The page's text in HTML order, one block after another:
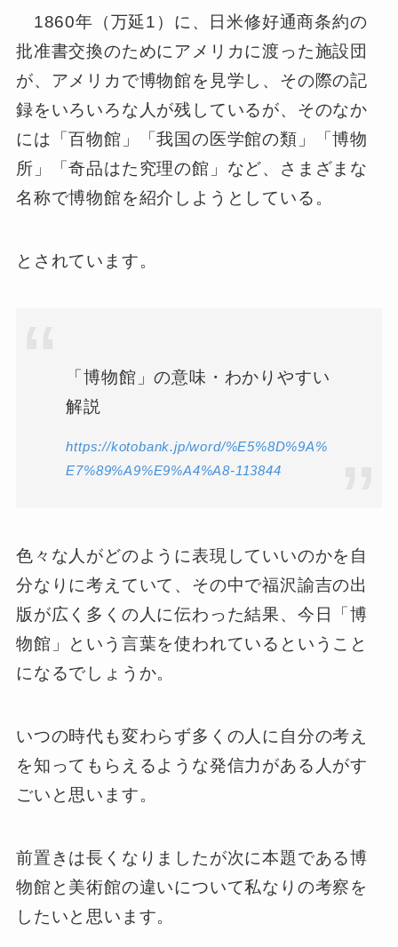
1860年（万延1）に、日米修好通商条約の
批准書交換のためにアメリカに渡った施設団
が、アメリカで博物館を見学し、その際の記
録をいろいろな人が残しているが、そのなか
には「百物館」「我国の医学館の類」「博物
所」「奇品はた究理の館」など、さまざまな
名称で博物館を紹介しようとしている。
とされています。
「博物館」の意味・わかりやすい
解説
https://kotobank.jp/word/%E5%8D%9A%
E7%89%A9%E9%A4%A8-113844
色々な人がどのように表現していいのかを自
分なりに考えていて、その中で福沢諭吉の出
版が広く多くの人に伝わった結果、今日「博
物館」という言葉を使われているということ
になるでしょうか。
いつの時代も変わらず多くの人に自分の考え
を知ってもらえるような発信力がある人がす
ごいと思います。
前置きは長くなりましたが次に本題である博
物館と美術館の違いについて私なりの考察を
したいと思います。